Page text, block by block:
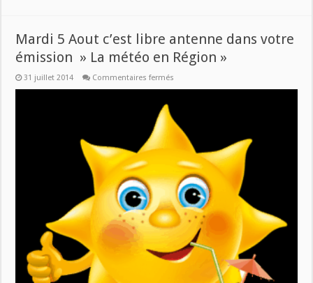
Mardi 5 Aout c’est libre antenne dans votre
émission » La météo en Région »
31 juillet 2014 Commentaires fermés
libre
antenne
dans
émission
»
La
météo
en
Région »